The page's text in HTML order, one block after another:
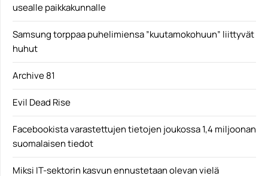
usealle paikkakunnalle
Samsung torppaa puhelimiensa ”kuutamokohuun” liittyvät
huhut
Archive 81
Evil Dead Rise
Facebookista varastettujen tietojen joukossa 1,4 miljoonan
suomalaisen tiedot
Miksi IT-sektorin kasvun ennustetaan olevan vielä